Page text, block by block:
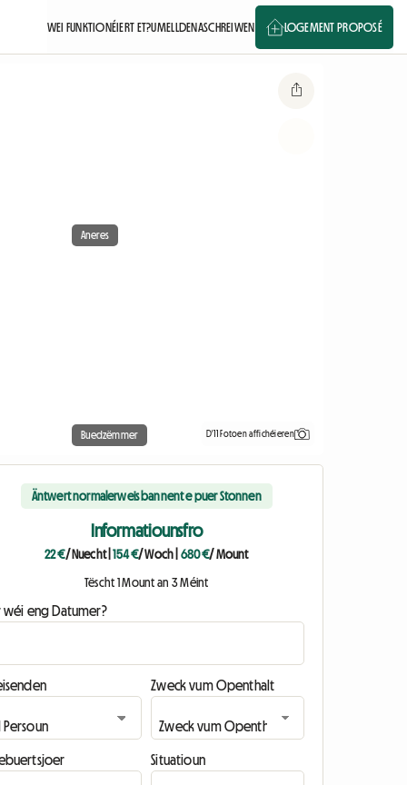
WEI FUNKTIONÉIERT ET?UMELLDENASCHREIWEN LOGEMENT PROPOSÉ
Aneres
Buedzëmmer D'11 Fotoen affichéieren
Äntwert normalerweis bannent e puer Stonnen
Informatiounsfro
22 €/ Nuecht|154 €/ Woch 680 €/ Mount
Tëscht 1 Mount an 3 Méint
wéi eng Datumer?
Zweck vum Openthalt
Situatioun